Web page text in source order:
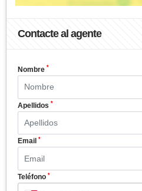
Contacte al agente
Nombre *
Apellidos *
Email *
Teléfono *